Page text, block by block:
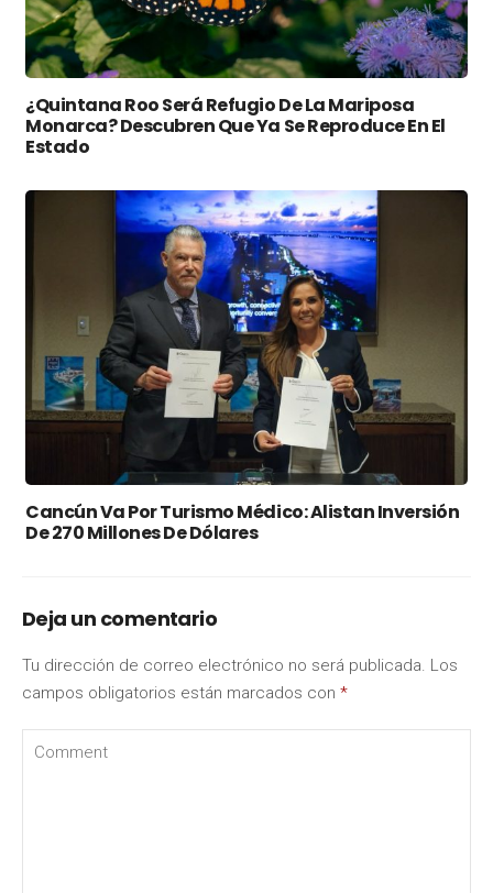
¿Quintana Roo Será Refugio De La Mariposa
Monarca? Descubren Que Ya Se Reproduce En El
Estado
Cancún Va Por Turismo Médico: Alistan Inversión
De 270 Millones De Dólares
Deja un comentario
Tu dirección de correo electrónico no será publicada. Los
campos obligatorios están marcados con *